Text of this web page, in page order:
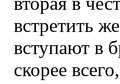
встретить
вступают в
скорее